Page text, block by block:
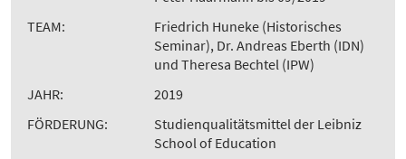
TEAM:
Friedrich Huneke (Historisches
Seminar), Dr. Andreas Eberth (IDN)
und Theresa Bechtel (IPW)
JAHR:
2019
FÖRDERUNG:
Studienqualitätsmittel der Leibniz
School of Education